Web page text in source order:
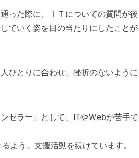
った際に、ＩＴについての質問が
ていく姿を目の当たりにしたこと
ひとりに合わせ、挫折のないよう
セラー」として、ITやＷebが苦手
よう、支援活動を続けています。